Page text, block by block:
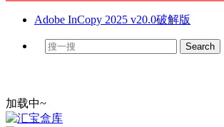
Adobe InCopy 2025 v20.0破解版
加载中~